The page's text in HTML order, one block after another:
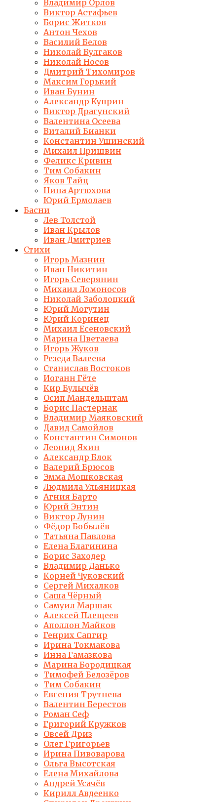
Владимир Орлов
Виктор Астафьев
Борис Житков
Антон Чехов
Василий Белов
Николай Булгаков
Николай Носов
Дмитрий Тихомиров
Максим Горький
Иван Бунин
Александр Куприн
Виктор Драгунский
Валентина Осеева
Виталий Бианки
Константин Ушинский
Михаил Пришвин
Феликс Кривин
Тим Собакин
Яков Тайц
Нина Артюхова
Юрий Ермолаев
Басни
Лев Толстой
Иван Крылов
Иван Дмитриев
Стихи
Игорь Мазнин
Иван Никитин
Игорь Северянин
Михаил Ломоносов
Николай Заболоцкий
Юрий Могутин
Юрий Коринец
Михаил Есеновский
Марина Цветаева
Игорь Жуков
Резеда Валеева
Станислав Востоков
Иоганн Гёте
Кир Булычёв
Осип Мандельштам
Борис Пастернак
Владимир Маяковский
Давид Самойлов
Константин Симонов
Леонид Яхин
Александр Блок
Валерий Брюсов
Эмма Мошковская
Людмила Ульяницкая
Агния Барто
Юрий Энтин
Виктор Лунин
Фёдор Бобылёв
Татьяна Павлова
Елена Благинина
Борис Заходер
Владимир Данько
Корней Чуковский
Сергей Михалков
Саша Чёрный
Самуил Маршак
Алексей Плещеев
Аполлон Майков
Генрих Сапгир
Ирина Токмакова
Инна Гамазкова
Марина Бородицкая
Тимофей Белозёров
Тим Собакин
Евгения Трутнева
Валентин Берестов
Роман Сеф
Григорий Кружков
Овсей Дриз
Олег Григорьев
Ирина Пивоварова
Ольга Высотская
Елена Михайлова
Андрей Усачёв
Кирилл Авдеенко